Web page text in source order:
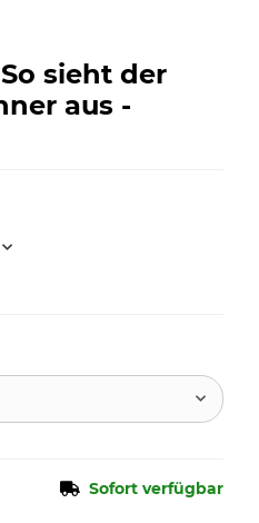
sieht der
aus -
Sofort verfügbar